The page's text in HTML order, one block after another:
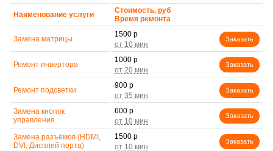
Наименование услуги
Стоимость, руб
Время ремонта
Замена матрицы
1500 р
Заказать
Ремонт инвертора
1000 р
Заказать
Ремонт подсветки
900 р
Заказать
Замена кнопок
управления
600 р
Заказать
Замена разъёмов (HDMI,
DVI, Дисплей порта)
1500 р
Заказать